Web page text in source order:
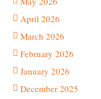
April 2026
March 2026
February 2026
January 2026
December 2025